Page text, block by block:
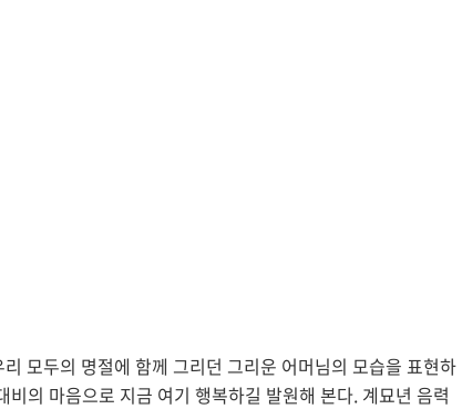
모두의 명절에 함께 그리던 그리운 어머님의 모습을 표현하
의 마음으로 지금 여기 행복하길 발원해 본다. 계묘년 음력